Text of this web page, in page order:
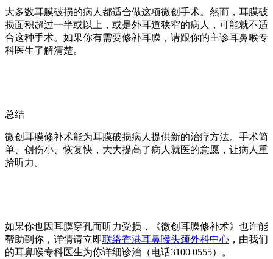
大多数耳膜破损的病人都适合做这项微创手术。然而，耳膜破
损面积超过一半或以上，或是外耳道狭窄的病人，可能就不适
合这种手术。如果你有需要修补耳膜，请跟你的主诊耳鼻喉专
科医生了解清楚。
总结
微创耳膜修补术能为耳膜破损病人提供新的治疗方法。手术简
单、创伤小、恢复快，大大提高了病人就医的意愿，让病人重
拾听力。
如果你也因耳膜穿孔而听力受损，《微创耳膜修补术》也许能
帮助到你，详情请立即联络香港耳鼻喉头颈外科中心 ，由我们
的耳鼻喉专科医生为你详细诊治（电话3100 0555）。